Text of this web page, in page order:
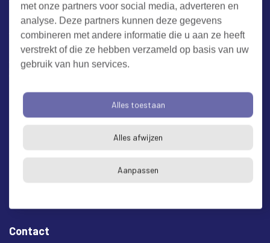
met onze partners voor social media, adverteren en
analyse. Deze partners kunnen deze gegevens
combineren met andere informatie die u aan ze heeft
verstrekt of die ze hebben verzameld op basis van uw
gebruik van hun services.
Alles toestaan
Alles afwijzen
Aanpassen
Milieuklacht melden
Algemene voorwaarden
Toegankelijkheid
Bezoekadres en postadres
* op afspraak
RUD Zeeland
Buitenruststraat 6
Contact